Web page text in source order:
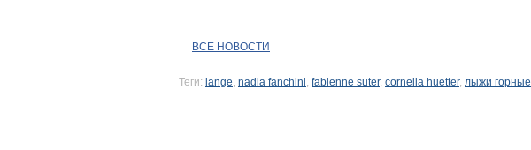
ВСЕ НОВОСТИ
Теги: lange, nadia fanchini, fabienne suter, cornelia huetter, лыжи горные